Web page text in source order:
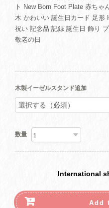
ト New Born Foot Plate 赤ちゃ
木 かわいい 誕生日カード 足形
祝い 記念品 記録 誕生日 飾り
敬老の日
木製イーゼルスタンド追加
数量
International
Add